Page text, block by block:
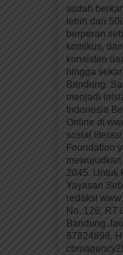
sudah
lebih dari
berperan
komikus,
konsisten
hingga
Bandung.
menjadi
Indonesia
Online di
sosial
Foundation
2045. Untuk
Yayasan
redaksi
No. 126, RT
Bandung
87824898,